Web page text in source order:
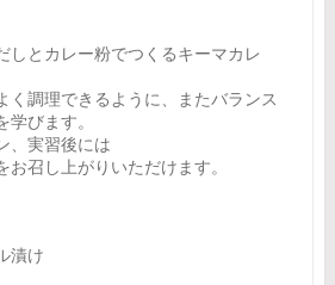
しとカレー粉でつくるキーマカレ
く調理できるように、またバランス
学びます。
、実習後には
召し上がりいただけます。
漬け